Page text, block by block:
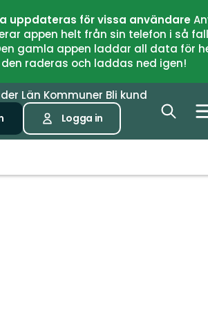
uppdateras för vissa användare
appen helt från sin telefon i så
gamla appen laddar all data
raderas och laddas ned igen!
Län Kommuner Bli kund
Logga in